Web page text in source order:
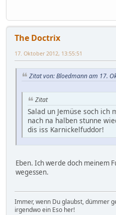
The Doctrix
17. Oktober 2012, 13:55:51
Zitat von: Bloedmann am 17.
Zitat
Salad un Jemüse soch ich
nach na halben stunne
dis iss Karnickelfuddor!
Eben. Ich werde doch meinem
wegessen.
Immer, wenn Du glaubst, dümmer
irgendwo ein Eso her!